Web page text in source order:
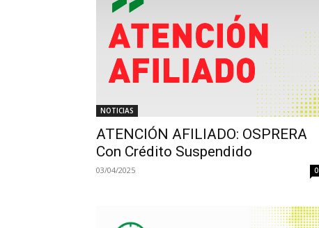
NOTICIAS
ATENCIÓN AFILIADO: OSPRERA
Con Crédito Suspendido
03/04/2025 0